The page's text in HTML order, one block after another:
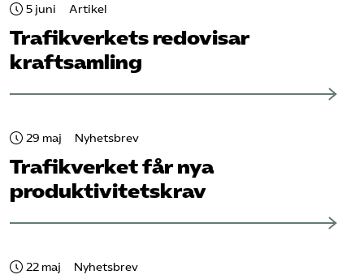
5 juni Artikel
Trafikverkets redovisar
kraftsamling
29 maj Nyhetsbrev
Trafikverket får nya
produktivitetskrav
22 maj Nyhetsbrev